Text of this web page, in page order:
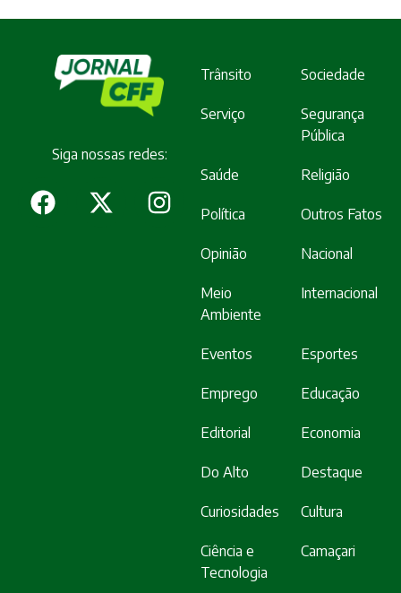
Siga nossas redes:
Trânsito Sociedade
Serviço
Segurança
Pública
Saúde Religião
Política Outros Fatos
Opinião Nacional
Meio
Ambiente
Internacional
Eventos Esportes
Emprego Educação
Editorial Economia
Do Alto Destaque
Curiosidades Cultura
Ciência e
Tecnologia
Camaçari